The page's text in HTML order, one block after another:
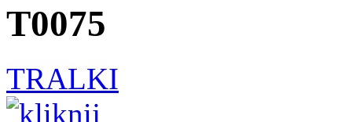
T0075
TRALKI